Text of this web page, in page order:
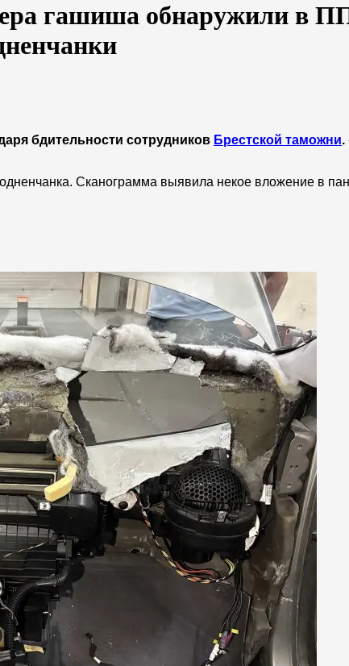
гашиша обнаружили в
бдительности сотрудников Брестской таможни.
Сканограмма выявила некое вложение в